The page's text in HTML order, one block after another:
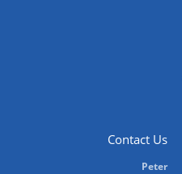
Contact Us
Peter